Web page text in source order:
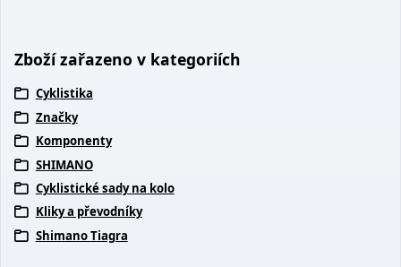
Zboží zařazeno v kategoriích
Cyklistika
Značky
Komponenty
SHIMANO
Cyklistické sady na kolo
Kliky a převodníky
Shimano Tiagra